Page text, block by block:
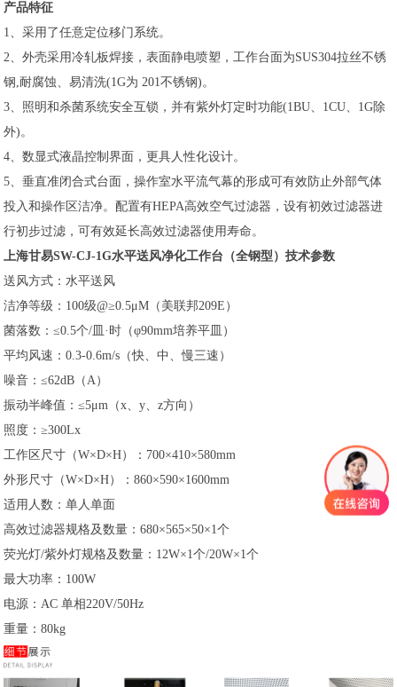
产品特征
1、采用了任意定位移门系统。
2、外壳采用冷轧板焊接，表面静电喷塑，工作台面为SUS304拉丝不锈
钢,耐腐蚀、易清洗(1G为 201不锈钢)。
3、照明和杀菌系统安全互锁，并有紫外灯定时功能(1BU、1CU、1G除
外)。
4、数显式液晶控制界面，更具人性化设计。
5、垂直准闭合式台面，操作室水平流气幕的形成可有效防止外部气体
投入和操作区洁净。配置有HEPA高效空气过滤器，设有初效过滤器进
行初步过滤，可有效延长高效过滤器使用寿命。
上海甘易SW-CJ-1G水平送风净化工作台（全钢型）技术参数
送风方式：水平送风
洁净等级：100级@≥0.5μM（美联邦209E）
菌落数：≤0.5个/皿·时（φ90mm培养平皿）
平均风速：0.3-0.6m/s（快、中、慢三速）
噪音：≤62dB（A）
振动半峰值：≤5μm（x、y、z方向）
照度：≥300Lx
工作区尺寸（W×D×H）：700×410×580mm
外形尺寸（W×D×H）：860×590×1600mm
适用人数：单人单面
高效过滤器规格及数量：680×565×50×1个
荧光灯/紫外灯规格及数量：12W×1个/20W×1个
最大功率：100W
电源：AC 单相220V/50Hz
重量：80kg